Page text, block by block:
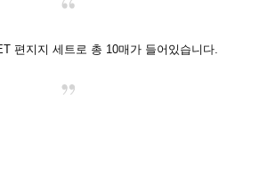
편지지 세트로 총 10매가 들어있습니다.